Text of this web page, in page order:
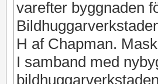
varefter byggnaden
H af Chapman.
I samband med